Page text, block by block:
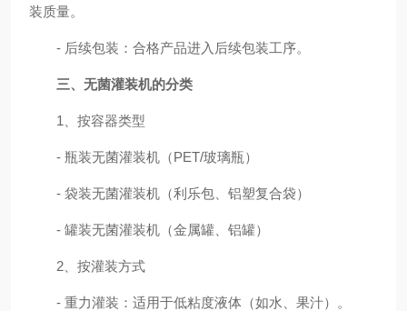
装质量。
- 后续包装：合格产品进入后续包装工序。
三、无菌灌装机的分类
1、按容器类型
- 瓶装无菌灌装机（PET/玻璃瓶）
- 袋装无菌灌装机（利乐包、铝塑复合袋）
- 罐装无菌灌装机（金属罐、铝罐）
2、按灌装方式
- 重力灌装：适用于低粘度液体（如水、果汁）。